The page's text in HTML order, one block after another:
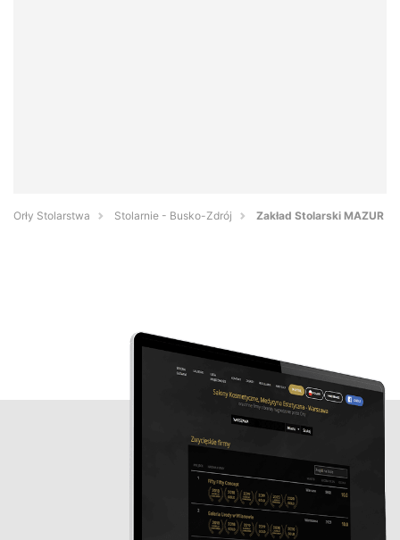
Orły Stolarstwa Stolarnie - Busko-Zdrój Zakład Stolarski MAZUR